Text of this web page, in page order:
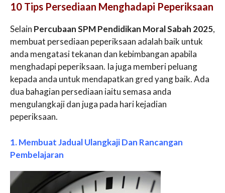
10 Tips Persediaan Menghadapi Peperiksaan
Selain Percubaan SPM Pendidikan Moral Sabah 2025,
membuat persediaan peperiksaan adalah baik untuk
anda mengatasi tekanan dan kebimbangan apabila
menghadapi peperiksaan. Ia juga memberi peluang
kepada anda untuk mendapatkan gred yang baik. Ada
dua bahagian persediaan iaitu semasa anda
mengulangkaji dan juga pada hari kejadian
peperiksaan.
1. Membuat Jadual Ulangkaji Dan Rancangan
Pembelajaran